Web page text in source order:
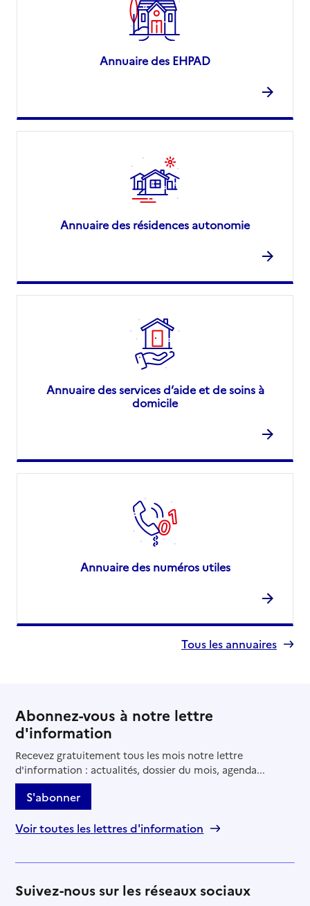
Annuaire des EHPAD
Annuaire des résidences autonomie
Annuaire des services d’aide et de soins à
domicile
Annuaire des numéros utiles
Tous les annuaires
Abonnez-vous à notre lettre
d'information
Recevez gratuitement tous les mois notre lettre
d'information : actualités, dossier du mois, agenda...
S'abonner
Voir toutes les lettres d'information
Suivez-nous sur les réseaux sociaux